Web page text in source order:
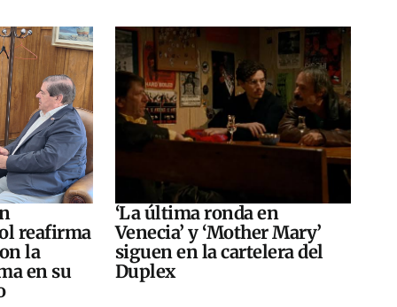
reafirma
la
en su
‘La última ronda en
Venecia’ y ‘Mother Mary’
siguen en la cartelera del
Duplex